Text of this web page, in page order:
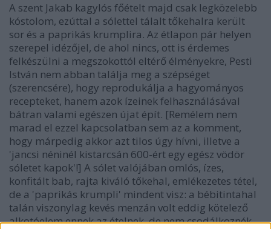
A szent Jakab kagylós főételt majd csak legközelebb
kóstolom, ezúttal a sólettel tálalt tőkehalra került
sor és a paprikás krumplira. Az étlapon pár helyen
szerepel idézőjel, de ahol nincs, ott is érdemes
felkészülni a megszokottól eltérő élményekre, Pesti
István nem abban találja meg a szépséget
(szerencsére), hogy reprodukálja a hagyományos
recepteket, hanem azok ízeinek felhasználásával
bátran valami egészen újat épít. [Remélem nem
marad el ezzel kapcsolatban sem az a komment,
hogy márpedig akkor azt tilos úgy hívni, illetve a
'jancsi néninél kistarcsán 600-ért egy egész vödör
sóletet kapok'!] A sólet valójában omlós, ízes,
konfitált bab, rajta kiváló tőkehal, emlékezetes tétel,
de a 'paprikás krumpli' mindent visz: a bébitintahal
talán viszonylag kevés menzán volt eddig kötelező
alkotóelem ennek az ételnek, de nem csodálkoznék,